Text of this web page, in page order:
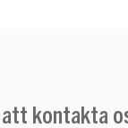
kontakta